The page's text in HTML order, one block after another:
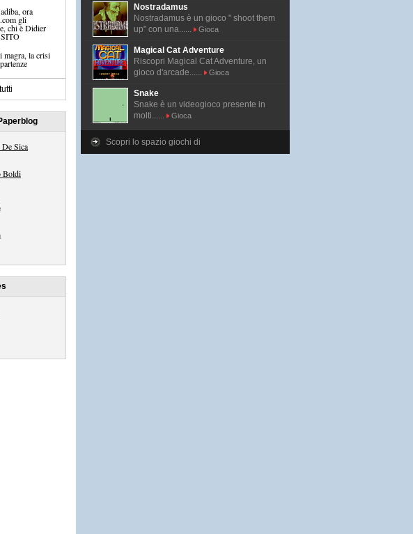
ora
gli
chi è Didier
magra, la crisi
Sica
Boldi
Nostradamus
Nostradamus è un gioco " shoot them
up" con una......
Gioca
Magical Cat Adventure
Riscopri Magical Cat Adventure, un
gioco d'arcade......
Gioca
Snake
Snake è un videogioco presente in
molti......
Gioca
Scopri lo spazio giochi di